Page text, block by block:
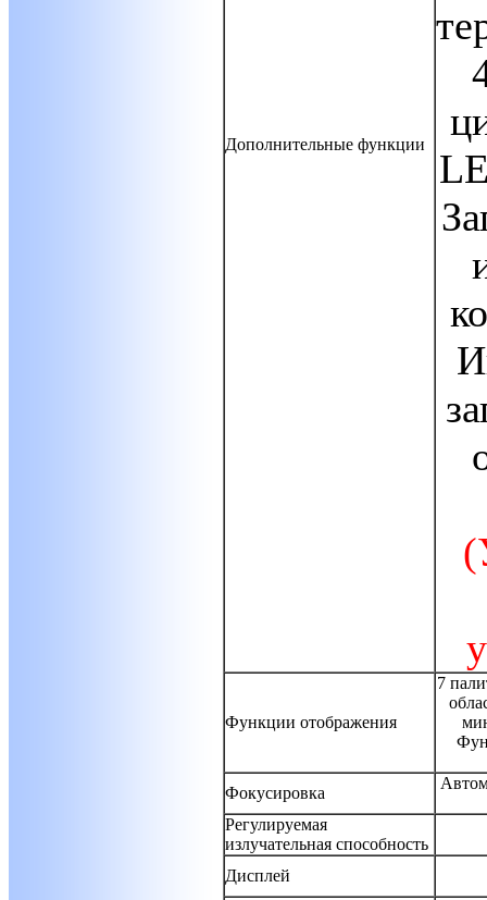
Дополнительные функции
Функции отображения
7
Фокусировка
Регулируемая
излучательная способность
Дисплей